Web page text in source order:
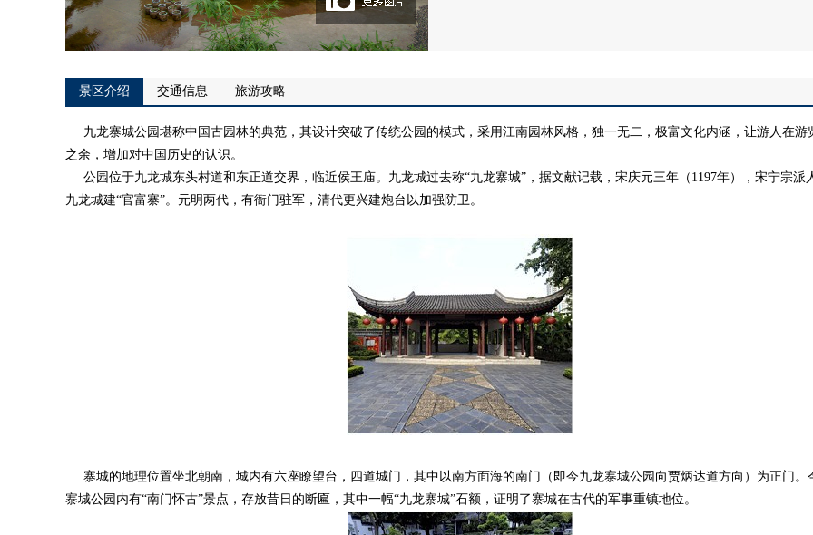
景区介绍 交通信息 旅游攻略
九龙寨城公园堪称中国古园林的典范，其设计突破了传统公园的模式，采用江南园林风格，独一无二，极富文化内涵，让游人在游
之余，增加对中国历史的认识。
公园位于九龙城东头村道和东正道交界，临近侯王庙。九龙城过去称“九龙寨城”，据文献记载，宋庆元三年（1197年），宋宁宗派
九龙城建“官富寨”。元明两代，有衙门驻军，清代更兴建炮台以加强防卫。
寨城的地理位置坐北朝南，城内有六座瞭望台，四道城门，其中以南方面海的南门（即今九龙寨城公园向贾炳达道方向）为正门。
寨城公园内有“南门怀古”景点，存放昔日的断匾，其中一幅“九龙寨城”石额，证明了寨城在古代的军事重镇地位。